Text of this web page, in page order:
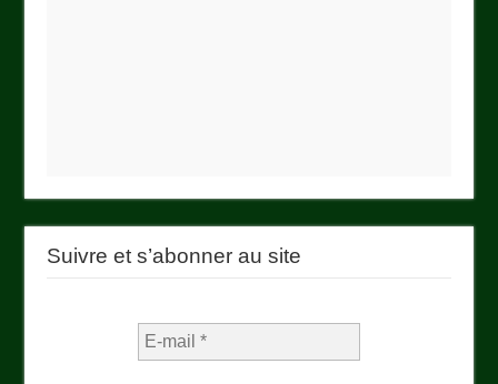
Suivre et s’abonner au site